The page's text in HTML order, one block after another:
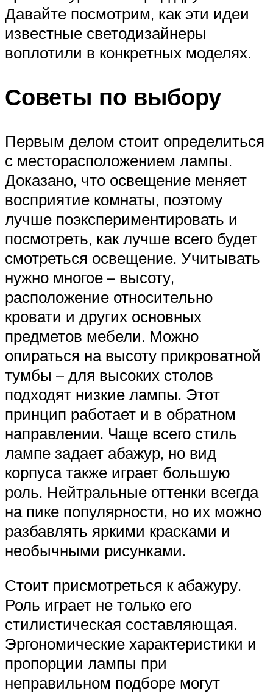
Давайте посмотрим, как эти идеи
известные светодизайнеры
воплотили в конкретных моделях.
Советы по выбору
Первым делом стоит определиться
с месторасположением лампы.
Доказано, что освещение меняет
восприятие комнаты, поэтому
лучше поэкспериментировать и
посмотреть, как лучше всего будет
смотреться освещение. Учитывать
нужно многое – высоту,
расположение относительно
кровати и других основных
предметов мебели. Можно
опираться на высоту прикроватной
тумбы – для высоких столов
подходят низкие лампы. Этот
принцип работает и в обратном
направлении. Чаще всего стиль
лампе задает абажур, но вид
корпуса также играет большую
роль. Нейтральные оттенки всегда
на пике популярности, но их можно
разбавлять яркими красками и
необычными рисунками.
Стоит присмотреться к абажуру.
Роль играет не только его
стилистическая составляющая.
Эргономические характеристики и
пропорции лампы при
неправильном подборе могут